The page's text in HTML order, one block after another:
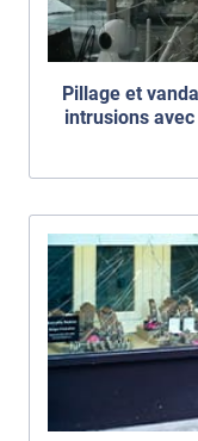
Pillage et
intrusions